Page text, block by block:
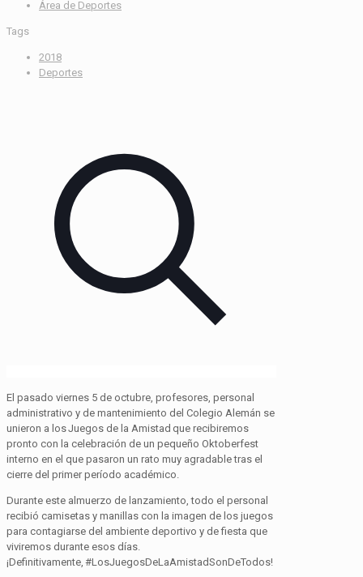
Área de Deportes
Tags
2018
Deportes
El pasado viernes 5 de octubre, profesores, personal
administrativo y de mantenimiento del Colegio Alemán se
unieron a los Juegos de la Amistad que recibiremos
pronto con la celebración de un pequeño Oktoberfest
interno en el que pasaron un rato muy agradable tras el
cierre del primer período académico.
Durante este almuerzo de lanzamiento, todo el personal
recibió camisetas y manillas con la imagen de los juegos
para contagiarse del ambiente deportivo y de fiesta que
viviremos durante esos días.
¡Definitivamente, #LosJuegosDeLaAmistadSonDeTodos!